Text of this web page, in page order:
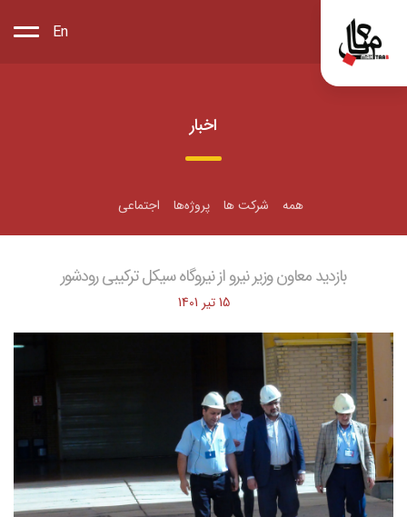
En
اخبار
همه شرکت ها پروژه‌ها اجتماعی
بازدید معاون وزیر نیرو از نیروگاه سیکل ترکیبی رودشور
15 تیر 1401